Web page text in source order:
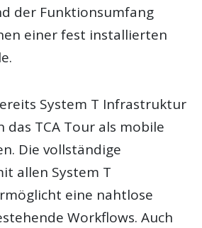
der Funktionsumfang
einer fest installierten
System T Infrastruktur
das TCA Tour als mobile
Die vollständige
allen System T
eine nahtlose
Workflows. Auch